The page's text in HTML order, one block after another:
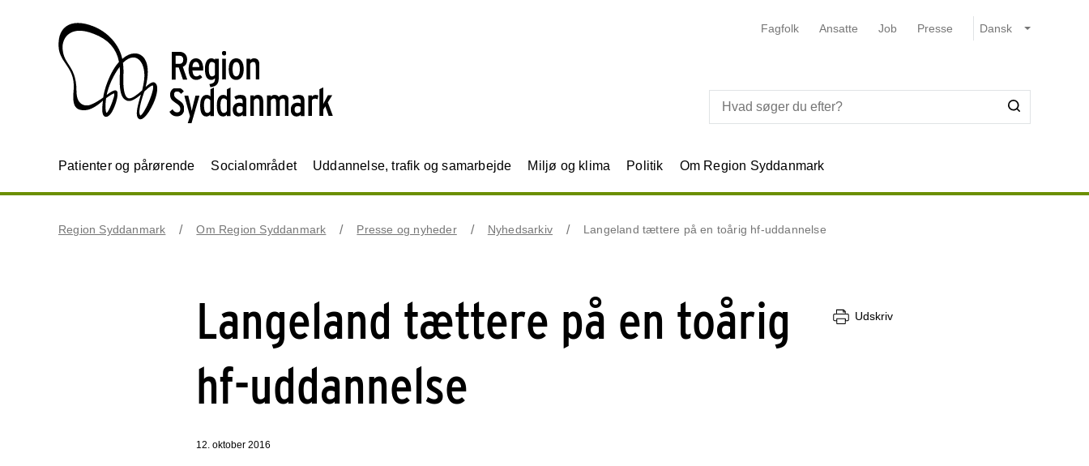
Fagfolk Ansatte Job Presse
Patienter og pårørende Socialområdet Uddannelse, trafik og samarbejde Miljø og klima Politik Om Region Syddanmark
Region Syddanmark Om Region Syddanmark Presse og nyheder Nyhedsarkiv Langeland tættere på en toårig hf-uddannelse
Langeland tættere på en toårig
hf-uddannelse
Udskriv
12. oktober 2016